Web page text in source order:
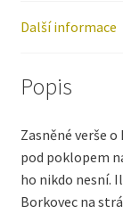
Další informace
Popis
Zasněné verše
pod poklopem
ho nikdo nesní.
Borkovec na